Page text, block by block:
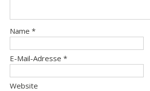
Name *
E-Mail-Adresse *
Website